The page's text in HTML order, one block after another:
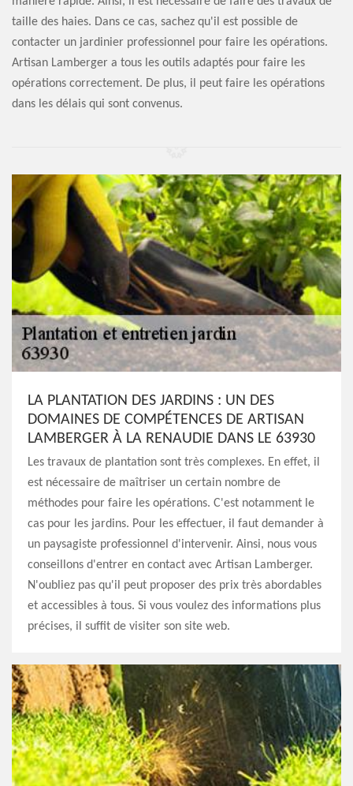
taille des haies. Dans ce cas, sachez qu'il est possible de
contacter un jardinier professionnel pour faire les opérations.
Artisan Lamberger a tous les outils adaptés pour faire les
opérations correctement. De plus, il peut faire les opérations
dans les délais qui sont convenus.
LA PLANTATION DES JARDINS : UN DES
DOMAINES DE COMPÉTENCES DE ARTISAN
LAMBERGER À LA RENAUDIE DANS LE 63930
Les travaux de plantation sont très complexes. En effet, il
est nécessaire de maîtriser un certain nombre de
méthodes pour faire les opérations. C'est notamment le
cas pour les jardins. Pour les effectuer, il faut demander à
un paysagiste professionnel d'intervenir. Ainsi, nous vous
conseillons d'entrer en contact avec Artisan Lamberger.
N'oubliez pas qu'il peut proposer des prix très abordables
et accessibles à tous. Si vous voulez des informations plus
précises, il suffit de visiter son site web.